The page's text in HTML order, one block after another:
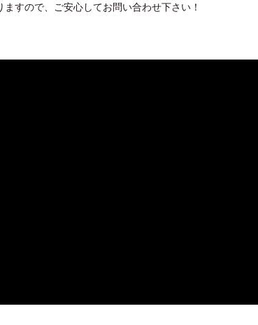
ますので、ご安心してお問い合わせ下さい！